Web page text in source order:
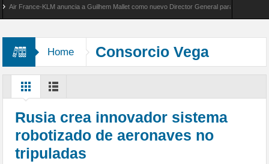
France-KLM anuncia a Guilhem Mallet como nuevo Director General para América Latina
Home Consorcio Vega
Rusia crea innovador sistema
robotizado de aeronaves no
tripuladas